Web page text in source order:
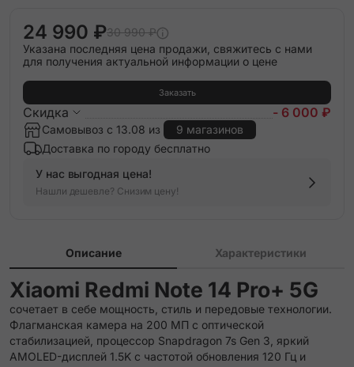
24 990 ₽30 990 ₽
Указана последняя цена продажи, свяжитесь с нами
для получения актуальной информации о цене
Заказать
Скидка - 6 000 ₽
Самовывоз с 13.08 из
9 магазинов
Доставка по городу бесплатно
У нас выгодная цена!
Нашли дешевле? Снизим цену!
Описание Характеристики
Xiaomi Redmi Note 14 Pro+ 5G
сочетает в себе мощность, стиль и передовые технологии.
Флагманская камера на 200 МП с оптической
стабилизацией, процессор Snapdragon 7s Gen 3, яркий
AMOLED-дисплей 1.5K с частотой обновления 120 Гц и